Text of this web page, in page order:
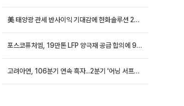
美 태양광 관세 반사이익 기대감에 한화솔루션 20%대·OCI홀딩스 14%대 급등
포스코퓨처엠, 19만톤 LFP 양극재 공급 합의에 9%대 강세
고려아연, 106분기 연속 흑자...2분기 '어닝 서프라이즈'에 장 초반 12%대 강세